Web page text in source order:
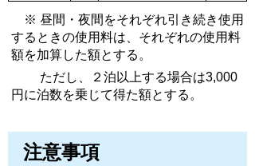
※ 昼間・夜間をそれぞれ引き続き使用
するときの使用料は、それぞれの使用料
額を加算した額とする。
ただし、２泊以上する場合は3,000
円に泊数を乗じて得た額とする。
注意事項